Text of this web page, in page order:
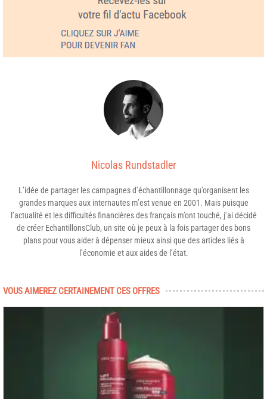
Nicolas Rundstadler
L’idée de partager les campagnes d’échantillonnage qu’organisent les
grandes marques aux internautes m’est venue en 2001. Mais puisque
l’actualité et les difficultés financières des français m’ont touché, j’ai décidé
de créer EchantillonsClub, un site où je peux à la fois partager des bons
plans pour vous aider à dépenser mieux ainsi que des articles liés à
l’économie et aux aides de l’état.
VOUS AIMEREZ CERTAINEMENT CES OFFRES